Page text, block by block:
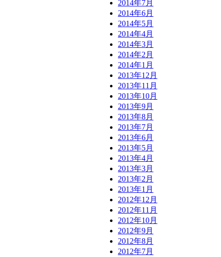
2014年7月
2014年6月
2014年5月
2014年4月
2014年3月
2014年2月
2014年1月
2013年12月
2013年11月
2013年10月
2013年9月
2013年8月
2013年7月
2013年6月
2013年5月
2013年4月
2013年3月
2013年2月
2013年1月
2012年12月
2012年11月
2012年10月
2012年9月
2012年8月
2012年7月